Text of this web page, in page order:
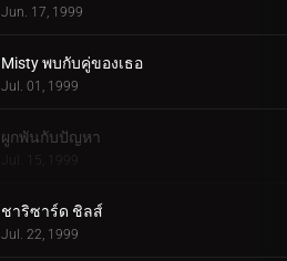
Jun. 17, 1999
Misty พบกับคู่ของเธอ
Jul. 01, 1999
ผูกพันกับปัญหา
Jul. 15, 1999
ชาริซาร์ด ชิลส์
Jul. 22, 1999